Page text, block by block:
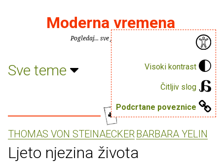
Visoki kontrast
Čitljiv slog
Podcrtane poveznice
Moderna vremena
Pogledaj... sve je puno knjiga.
Sve teme
THOMAS VON STEINAECKERBARBARA YELIN
Ljeto njezina života